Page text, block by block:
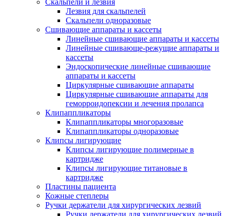
Скальпели и лезвия
Лезвия для скальпелей
Скальпели одноразовые
Сшивающие аппараты и кассеты
Линейные сшивающие аппараты и кассеты
Линейные сшивающе-режущие аппараты и
кассеты
Эндоскопические линейные сшивающие
аппараты и кассеты
Циркулярные сшивающие аппараты
Циркулярные сшивающие аппараты для
геморроидопексии и лечения пролапса
Клипаппликаторы
Клипаппликаторы многоразовые
Клипаппликаторы одноразовые
Клипсы лигирующие
Клипсы лигирующие полимерные в
картридже
Клипсы лигирующие титановые в
картридже
Пластины пациента
Кожные степлеры
Ручки держатели для хирургических лезвий
Ручки держатели для хирургических лезвий